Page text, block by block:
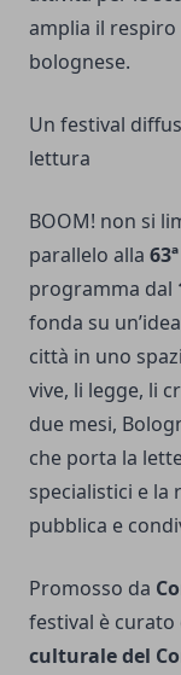
amplia il
bolognese.
Un festival
lettura
BOOM! non si
parallelo alla
programma dal
fonda su
città in uno
vive, li legge, li
due mesi,
che porta la
specialistici e la
pubblica e
Promosso da
festival è curato
culturale del